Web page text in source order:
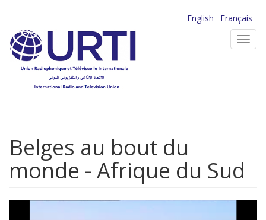
contenu
principal
English
Français
Belges au bout du
monde - Afrique du Sud